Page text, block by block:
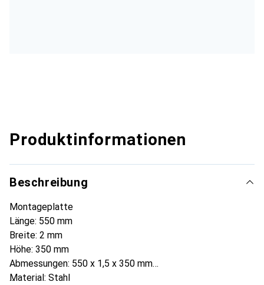
Produktinformationen
Beschreibung
Montageplatte
Länge: 550 mm
Breite: 2 mm
Höhe: 350 mm
Abmessungen: 550 x 1,5 x 350 mm
Material: Stahl